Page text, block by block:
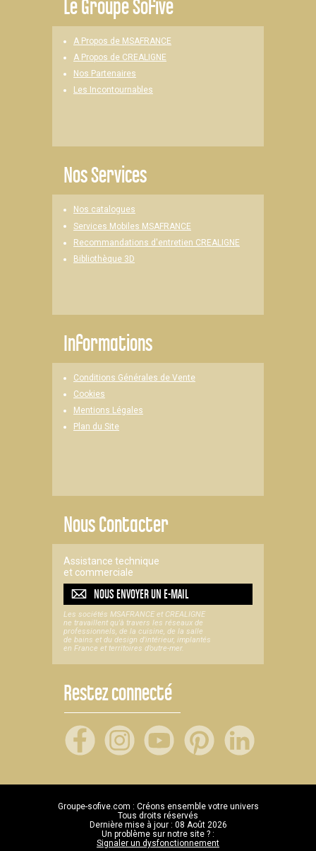
LeGroupe Sofive
A Propos de MSAFRANCE
A Propos de CREALIGNE
Nos Partenaires
Les Incontournables
Nos Services
Nos catalogues
Services Mobiles MSAFRANCE
Recommandations d'entretien CREALIGNE
Bibliothèque 3D
Informations
Conditions Générales de Vente
Cookies
Mentions Légales
Plan du Site
Nous Contacter
Assistance technique
et commerciale
NOUS ENVOYER UNE-MAIL
Les sociétés MSAFRANCE et CREALIGNE
ne travaillent qu'à travers les réseaux de
professionnels, de la cuisine, de la salle
de bains et du design d'intérieur, implantés
en France et territoires d’outre-mer.
Restez connecté
Groupe-sofive.com : Créons ensemble votre univers
Tous droits réservés
Dernière mise à jour : 08 Août 2026
Un problème sur notre site ? :
Signaler un dysfonctionnement